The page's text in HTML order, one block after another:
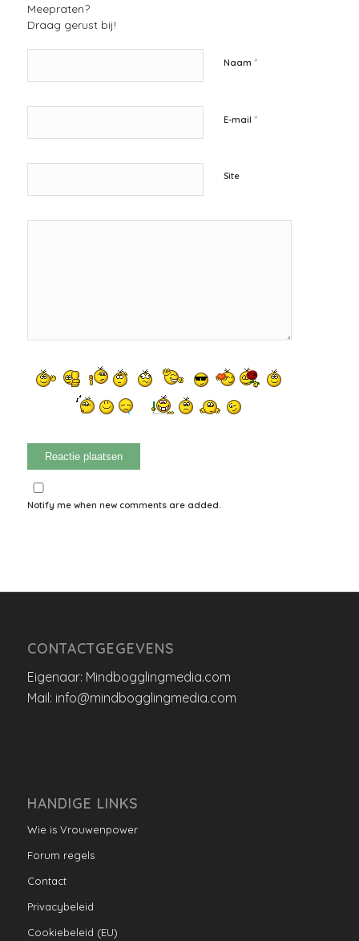
Meepraten?
Draag gerust bij!
Naam *
E-mail *
Site
Notify me when new comments are added.
CONTACTGEGEVENS
Eigenaar: Mindbogglingmedia.com
Mail: info@mindbogglingmedia.com
HANDIGE LINKS
Wie is Vrouwenpower
Forum regels
Contact
Privacybeleid
Cookiebeleid (EU)